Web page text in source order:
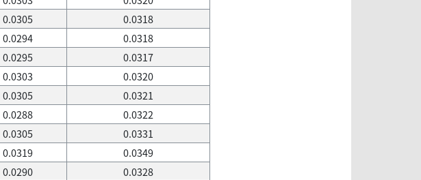
0.0305
0.0318
0.0294
0.0318
0.0295
0.0317
0.0303
0.0320
0.0305
0.0321
0.0288
0.0322
0.0305
0.0331
0.0319
0.0349
0.0290
0.0328